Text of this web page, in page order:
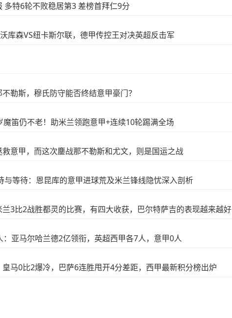
多特6轮不败稳居第3 差榜首拜仁9分
库森VS纽卡斯尔联，德甲传控王对决英超反击军
勒斯，穆氏防守能否终结意甲豪门？
魔笛仍不老！助米兰领跑意甲+连续10轮踢满全场
意甲，而这次鏖战那不勒斯和尤文，则是国运之战
与等待：恩昆库的意甲进球荒及米兰锋线隐忧深入剖析
3比2战胜都灵的比赛，有四大收获，巴尔特萨吉的表现越来越好
：亚马尔哈兰德2亿领衔，英超西甲各7人，意甲0人
马0比2爆冷，巴萨6连胜甩开4分差距，西甲最新积分榜出炉